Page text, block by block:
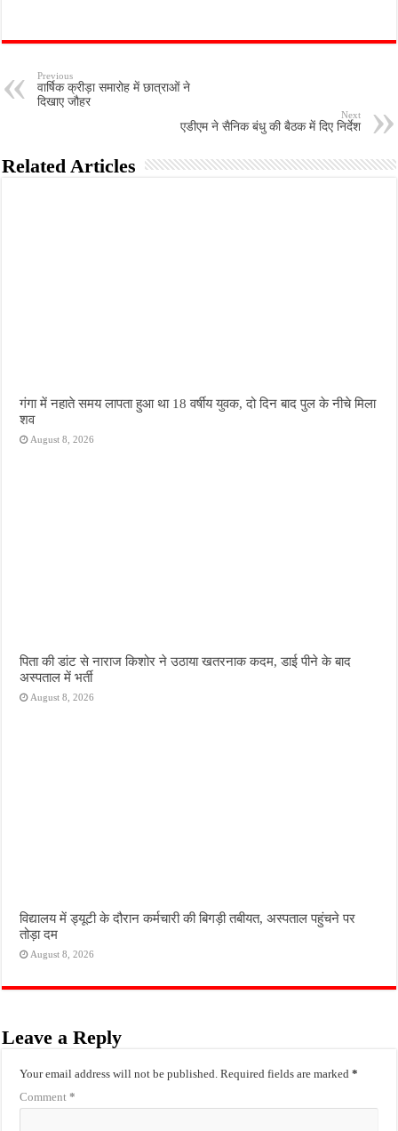
Previous
वार्षिक क्रीड़ा समारोह में छात्राओं ने
दिखाए जौहर
Next
एडीएम ने सैनिक बंधु की बैठक में दिए निर्देश
Related Articles
गंगा में नहाते समय लापता हुआ था 18 वर्षीय युवक, दो दिन बाद पुल के नीचे मिला
शव
August 8, 2026
पिता की डांट से नाराज किशोर ने उठाया खतरनाक कदम, डाई पीने के बाद
अस्पताल में भर्ती
August 8, 2026
विद्यालय में ड्यूटी के दौरान कर्मचारी की बिगड़ी तबीयत, अस्पताल पहुंचने पर
तोड़ा दम
August 8, 2026
Leave a Reply
Your email address will not be published. Required fields are marked*
Comment*